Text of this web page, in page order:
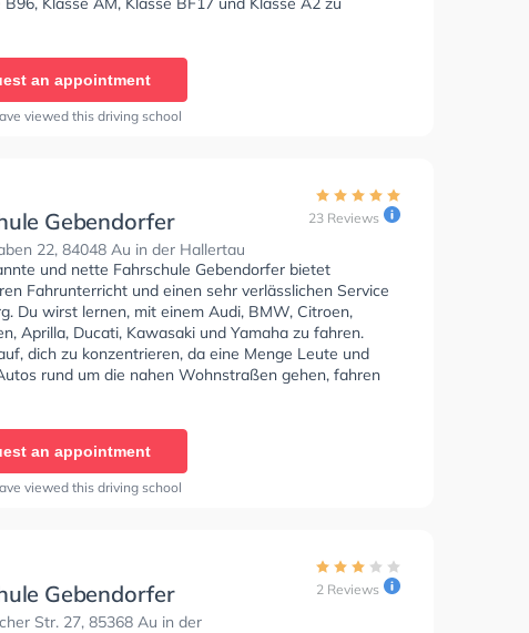
der Fahrschule Karl Mayer GmbH Sie können einen
an appointment
viewed this driving school
Gebendorfer
22, 84048 Au in der Hallertau
23 Reviews
und nette Fahrschule Gebendorfer bietet
Fahrunterricht und einen sehr verlässlichen Service
Du wirst lernen, mit einem Audi, BMW, Citroen,
Aprilla, Ducati, Kawasaki und Yamaha zu fahren.
dich zu konzentrieren, da eine Menge Leute und
rund um die nahen Wohnstraßen gehen, fahren
Die Fahrschule bietet Perfekte Bedingungen um deine
Klasse A2, Klasse C1, Klasse C1E, Klasse C, Klasse
D1, Klasse DE1, Klasse D, Klasse DE, Klasse L und
erhalten. In der Fahrschule Gebendorfer Sie können
online anfragen.
an appointment
viewed this driving school
Gebendorfer
Str. 27, 85368 Au in der
2 Reviews